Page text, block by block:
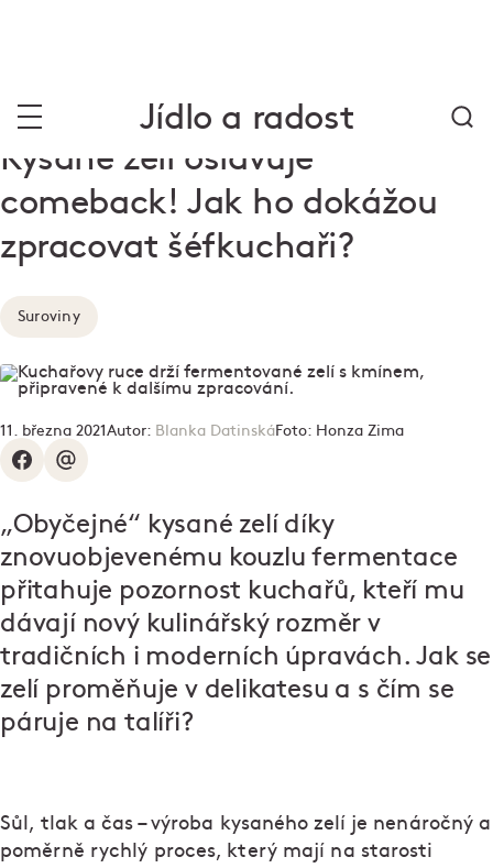
Jídlo a radost
Kysané zelí oslavuje
comeback! Jak ho dokážou
zpracovat šéfkuchaři?
Suroviny
11. března 2021 Autor: Blanka DatinskáFoto: Honza Zima
„Obyčejné“ kysané zelí díky
znovuobjevenému kouzlu fermentace
přitahuje pozornost kuchařů, kteří mu
dávají nový kulinářský rozměr v
tradičních i moderních úpravách. Jak se
zelí proměňuje v delikatesu a s čím se
páruje na talíři?
Sůl, tlak a čas – výroba kysaného zelí je nenáročný a
poměrně rychlý proces, který mají na starosti